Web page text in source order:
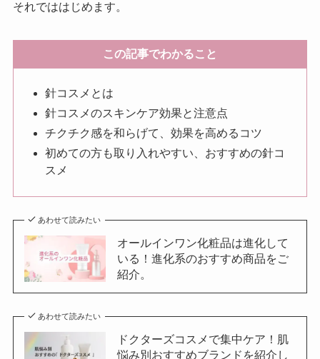
それでははじめます。
この記事でわかること
針コスメとは
針コスメのスキンケア効果と注意点
チクチク感を和らげて、効果を高めるコツ
初めての方も取り入れやすい、おすすめの針コ
スメ
あわせて読みたい
オールインワン化粧品は進化して
いる！進化系のおすすめ商品をご
紹介。
あわせて読みたい
ドクターズコスメで集中ケア！肌
悩み別おすすめブランドを紹介し